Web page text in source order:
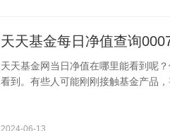
天天基金每日净值查询
天天基金网当日净值在哪里能看到呢
看到。有些人可能刚刚接触基金产品
2024-06-13